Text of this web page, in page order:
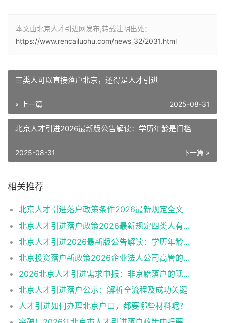
本文由北京人才引进网发布,转载注明出处：
https://www.rencailuohu.com/news_32/2031.html
三类人可以直接落户北京，还得是人才引进
« 上一篇 2025-08-31
北京人才引进2026最新版公告解读：学历年龄是门槛
下一篇 »
2025-08-31
相关推荐
北京人才引进落户政策条件2026最新规定全文
北京人才引进落户政策2026最新规定四类人有资格
北京人才引进2026最新版公告解读：学历年龄是门槛
北京投资落户新政策2026企业法人公司高管的福音
2026北京人才引进需求申报：非京籍落户的现状与困境
北京人才引进落户公示：解析全流程及成功关键
人才引进如何办理北京户口，都要哪些材料呢？